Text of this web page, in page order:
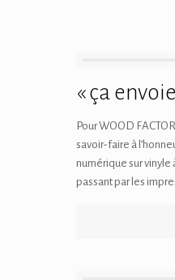
« ça
Pour WOOD
savoir-faire à
numérique sur vinyle
passant par les